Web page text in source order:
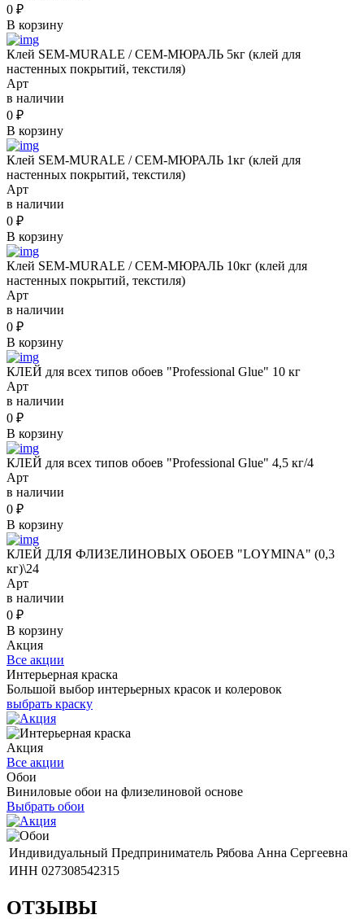
0 ₽
В корзину
Клей SEM-MURALE / СЕМ-МЮРАЛЬ 5кг (клей для
настенных покрытий, текстиля)
Арт
в наличии
0 ₽
В корзину
Клей SEM-MURALE / СЕМ-МЮРАЛЬ 1кг (клей для
настенных покрытий, текстиля)
Арт
в наличии
0 ₽
В корзину
Клей SEM-MURALE / СЕМ-МЮРАЛЬ 10кг (клей для
настенных покрытий, текстиля)
Арт
в наличии
0 ₽
В корзину
КЛЕЙ для всех типов обоев "Professional Glue" 10 кг
Арт
в наличии
0 ₽
В корзину
КЛЕЙ для всех типов обоев "Professional Glue" 4,5 кг/4
Арт
в наличии
0 ₽
В корзину
КЛЕЙ ДЛЯ ФЛИЗЕЛИНОВЫХ ОБОЕВ "LOYMINA" (0,3
кг)\24
Арт
в наличии
0 ₽
В корзину
Акция
Все акции
Интерьерная краска
Большой выбор интерьерных красок и колеровок
выбрать краску
Акция
Все акции
Обои
Виниловые обои на флизелиновой основе
Выбрать обои
Индивидуальный Предприниматель Рябова Анна Сергеевна
ИНН 027308542315
ОТЗЫВЫ